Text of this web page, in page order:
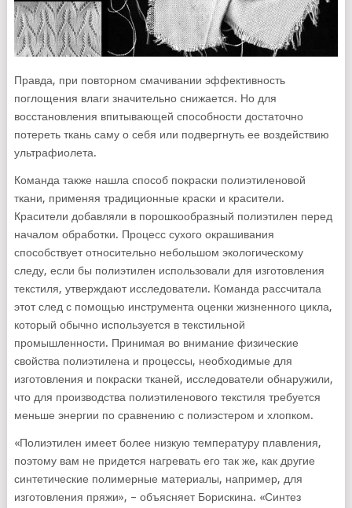
Правда, при повторном смачивании эффективность
поглощения влаги значительно снижается. Но для
восстановления впитывающей способности достаточно
потереть ткань саму о себя или подвергнуть ее воздействию
ультрафиолета.
Команда также нашла способ покраски полиэтиленовой
ткани, применяя традиционные краски и красители.
Красители добавляли в порошкообразный полиэтилен перед
началом обработки. Процесс сухого окрашивания
способствует относительно небольшом экологическому
следу, если бы полиэтилен использовали для изготовления
текстиля, утверждают исследователи. Команда рассчитала
этот след с помощью инструмента оценки жизненного цикла,
который обычно используется в текстильной
промышленности. Принимая во внимание физические
свойства полиэтилена и процессы, необходимые для
изготовления и покраски тканей, исследователи обнаружили,
что для производства полиэтиленового текстиля требуется
меньше энергии по сравнению с полиэстером и хлопком.
«Полиэтилен имеет более низкую температуру плавления,
поэтому вам не придется нагревать его так же, как другие
синтетические полимерные материалы, например, для
изготовления пряжи», – объясняет Борискина. «Синтез